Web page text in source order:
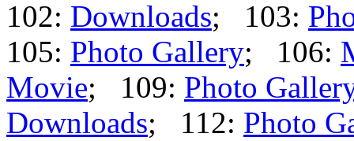
102: Downloads; 103:
105: Photo Gallery; 106:
Movie; 109: Photo
Downloads; 112: Photo